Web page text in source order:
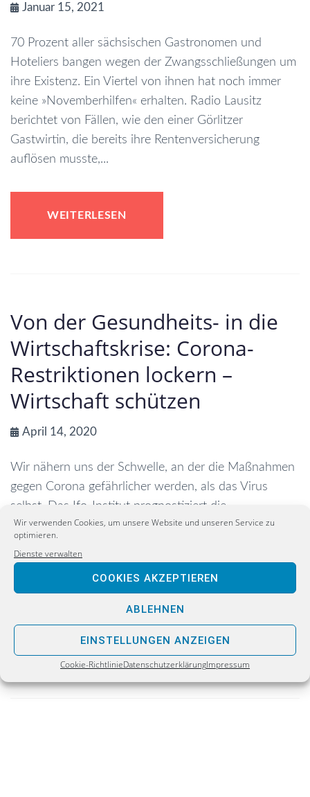
Wir verwenden Cookies, um unsere Website und unseren Service zu
optimieren.
Dienste verwalten
COOKIES AKZEPTIEREN
ABLEHNEN
EINSTELLUNGEN ANZEIGEN
Cookie-RichtlinieDatenschutzerklärungImpressum
Januar 15, 2021
70 Prozent aller sächsischen Gastronomen und
Hoteliers bangen wegen der Zwangsschließungen um
ihre Existenz. Ein Viertel von ihnen hat noch immer
keine »Novemberhilfen« erhalten. Radio Lausitz
berichtet von Fällen, wie den einer Görlitzer
Gastwirtin, die bereits ihre Rentenversicherung
auflösen musste,...
WEITERLESEN
Von der Gesundheits- in die
Wirtschaftskrise: Corona-
Restriktionen lockern –
Wirtschaft schützen
April 14, 2020
Wir nähern uns der Schwelle, an der die Maßnahmen
gegen Corona gefährlicher werden, als das Virus
selbst. Das Ifo-Institut prognostiziert die
volkswirtschaftlichen Kosten eines zweimonatigen
Wachstumseinbruch: 7,2 bis 11,2 Prozent. Bei einem
Wirtschafts-Shutdown...
WEITERLESEN